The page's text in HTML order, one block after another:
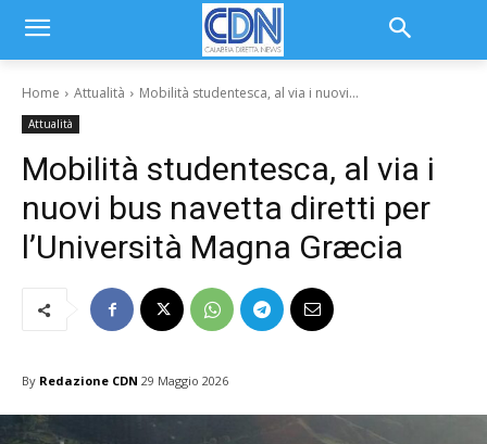
Home Attualità Mobilità studentesca, al via i nuovi...
Attualità
Mobilità studentesca, al via i
nuovi bus navetta diretti per
l’Università Magna Græcia
By Redazione CDN 29 Maggio 2026